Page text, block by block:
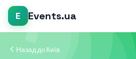
E Events.ua
Назад до Київ